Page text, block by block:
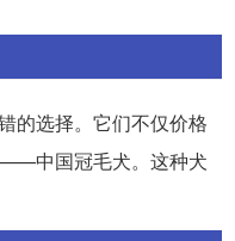
的选择。它们不仅价格
——中国冠毛犬。这种犬